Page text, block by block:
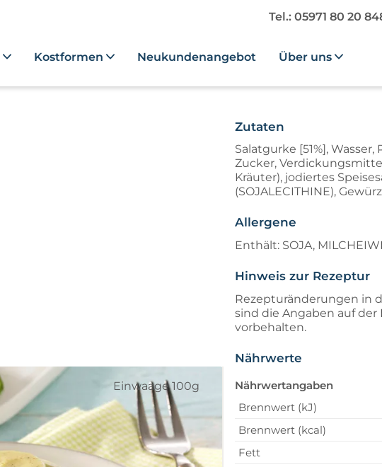
Tel.: 05971 80 20
Kostformen Neukundenangebot Über uns
Einwaage 100g
Zutaten
Salatgurke [51%], Wasser,
Zucker,
Kräuter), jodiertes
(SOJALECITHINE),
Allergene
Enthält: SOJA,
Hinweis zur Rezeptur
Rezepturänderungen in
sind die Angaben auf
vorbehalten.
Nährwerte
Nährwertangaben
Brennwert (kJ)
Brennwert (kcal)
Fett